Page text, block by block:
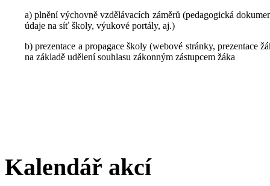
a) plnění výchovně vzdělávacích záměrů (pedagogická
údaje na síť školy, výukové portály, aj.)
b) prezentace a propagace školy (webové stránky,
na základě udělení souhlasu zákonným zástupcem žáka
Kalendář akcí